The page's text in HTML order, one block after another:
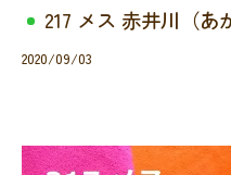
217 メス 赤井川（あ
2020/09/03